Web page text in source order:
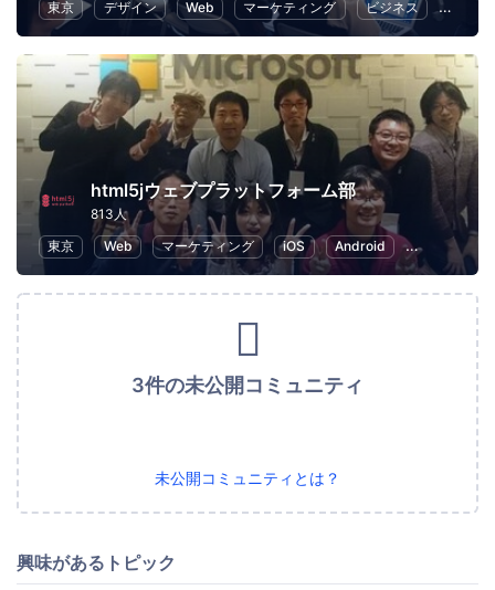
東京 デザイン Web マーケティング ビジネス UX
html5jウェブプラットフォーム部
813人
東京
Web マーケティング iOS Android iPhone
3件の未公開コミュニティ
未公開コミュニティとは？
興味があるトピック